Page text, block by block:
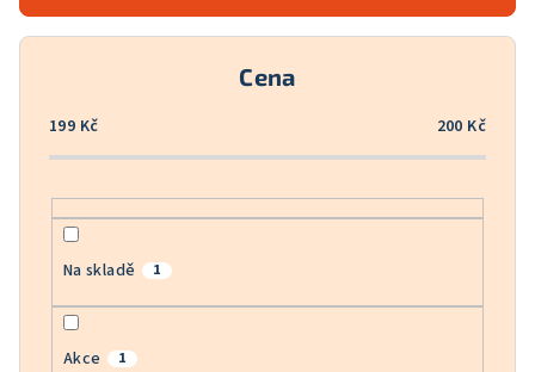
r
o
Cena
199 Kč 200 Kč
Na skladě 1
Akce 1